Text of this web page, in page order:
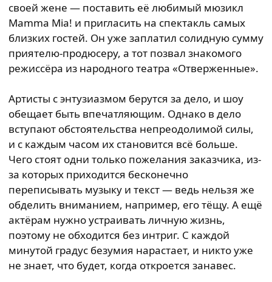
своей жене — поставить её любимый мюзикл
Mamma Mia! и пригласить на спектакль самых
близких гостей. Он уже заплатил солидную сумму
приятелю-продюсеру, а тот позвал знакомого
режиссёра из народного театра «Отверженные».
Артисты с энтузиазмом берутся за дело, и шоу
обещает быть впечатляющим. Однако в дело
вступают обстоятельства непреодолимой силы,
и с каждым часом их становится всё больше.
Чего стоят одни только пожелания заказчика, из-
за которых приходится бесконечно
переписывать музыку и текст — ведь нельзя же
обделить вниманием, например, его тёщу. А ещё
актёрам нужно устраивать личную жизнь,
поэтому не обходится без интриг. С каждой
минутой градус безумия нарастает, и никто уже
не знает, что будет, когда откроется занавес.